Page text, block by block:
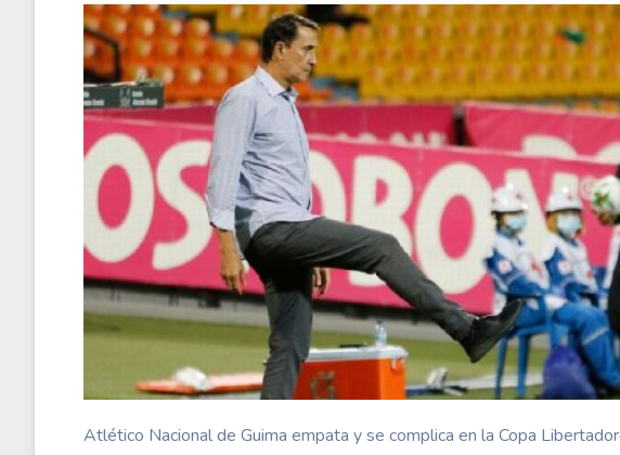
Atlético Nacional de Guima empata y se complica en la Copa